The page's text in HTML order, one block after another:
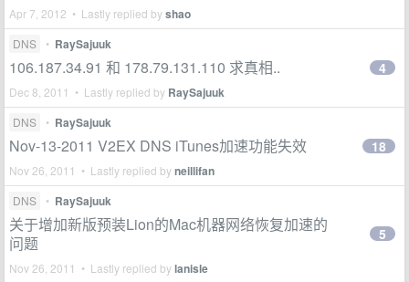
Apr 7, 2012 • Lastly replied byshao
DNS • RaySajuuk
106.187.34.91 和 178.79.131.110 求真相..
Dec 8, 2011 • Lastly replied by RaySajuuk
4
DNS • RaySajuuk
Nov-13-2011 V2EX DNS iTunes加速功能失效
Nov 26, 2011 • Lastly replied byneillifan
18
DNS • RaySajuuk
关于增加新版预装Lion的Mac机器网络恢复加速的
问题
Nov 26, 2011 • Lastly replied bylanisle
5